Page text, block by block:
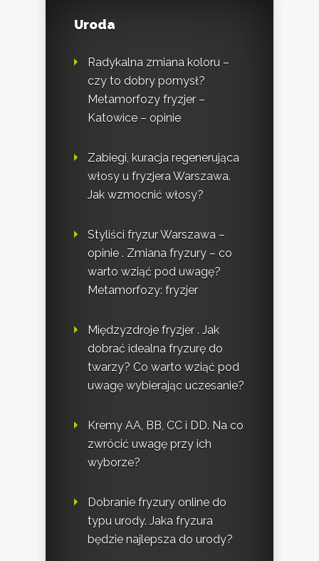
Uroda
Radykalna zmiana koloru –
czy to dobry pomysł?
Metamorfozy fryzjer –
Katowice – opinie
Zabiegi, kuracja regenerująca
włosy u fryzjera Warszawa.
Jak wzmocnić włosy?
Styliści fryzur Warszawa –
opinie . Zmiana fryzury – co
warto wziąć pod uwagę?
Metamorfozy: fryzjer
Międzyzdroje fryzjer . Jak
dobrać idealna fryzurę do
twarzy? Co warto wziąć pod
uwagę wybierając uczesanie?
Kremy AA, BB, CC i DD. Na co
zwrócić uwagę przy ich
wyborze?
Dobranie fryzury online do
typu urody. Jaka fryzura
będzie najlepsza do urody?